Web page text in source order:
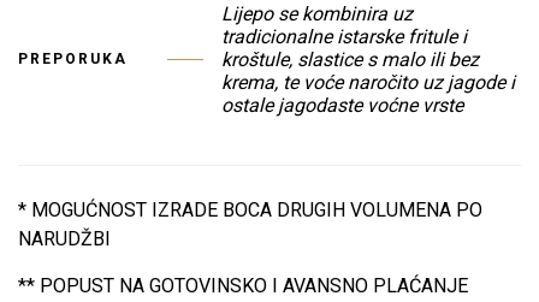
PREPORUKA
Lijepo se kombinira uz
tradicionalne istarske fritule i
kroštule, slastice s malo ili bez
krema, te voće naročito uz jagode i
ostale jagodaste voćne vrste
* MOGUĆNOST IZRADE BOCA DRUGIH VOLUMENA PO
NARUDŽBI
** POPUST NA GOTOVINSKO I AVANSNO PLAĆANJE